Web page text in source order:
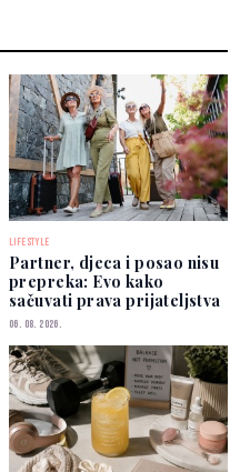
LIFESTYLE
Partner, djeca i posao nisu
prepreka: Evo kako
sačuvati prava prijateljstva
06. 08. 2026.